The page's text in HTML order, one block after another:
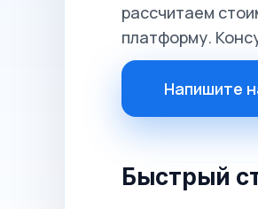
рассчитаем
платформу.
Напишите
Быстрый